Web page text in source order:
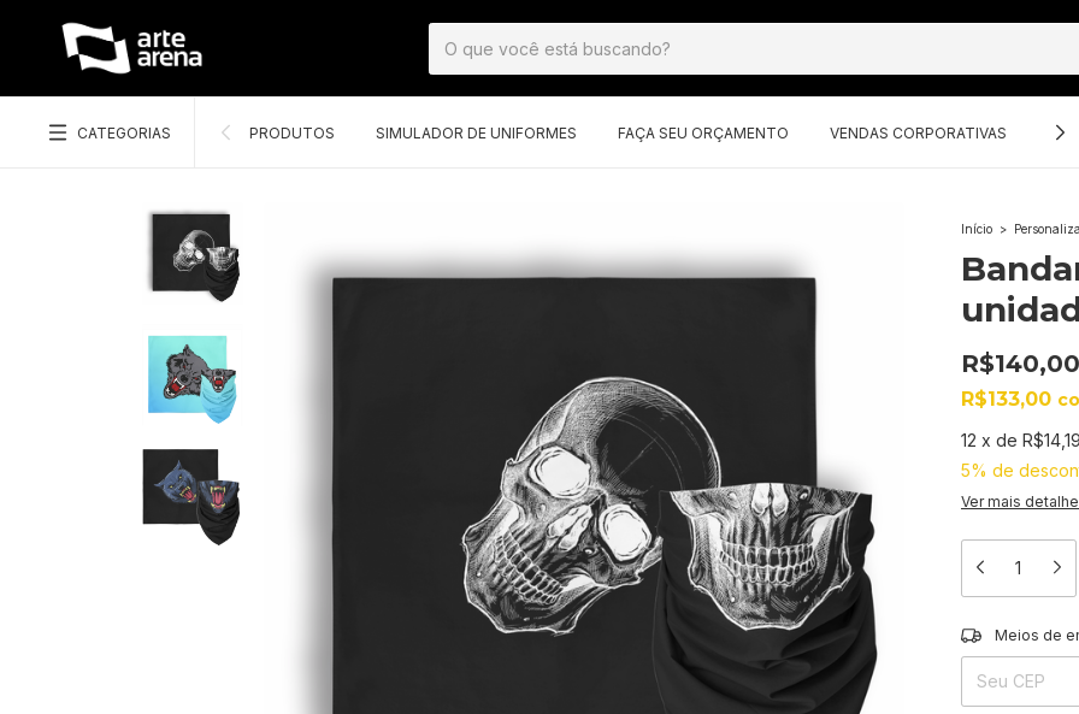
CATEGORIAS PRODUTOS SIMULADOR DE UNIFORMES FAÇA SEU ORÇAMENTO VENDAS CORPORATIVAS
Início >
R$140,00
R$133,00
12 x de R$14,19
5% de
Ver mais
Entregas para o
Meios de